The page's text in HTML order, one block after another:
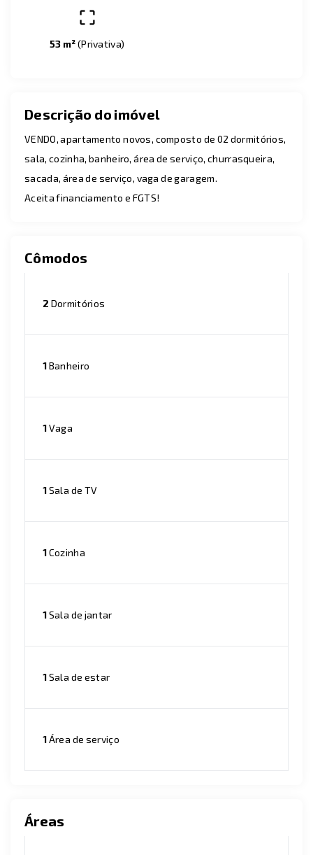
53 m²(Privativa)
Descrição do imóvel
VENDO, apartamento novos, composto de 02 dormitórios,
sala, cozinha, banheiro, área de serviço, churrasqueira,
sacada, área de serviço, vaga de garagem.
Aceita financiamento e FGTS!
Cômodos
2 Dormitórios
1Banheiro
1Vaga
1Sala de TV
1Cozinha
1Sala de jantar
1Sala de estar
1Área de serviço
Áreas